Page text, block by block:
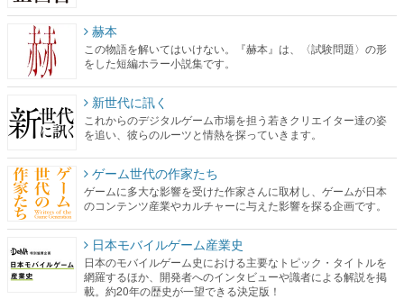
赫本
この物語を解いてはいけない。『赫本』は、〈試験問題〉の形
をした短編ホラー小説集です。
新世代に訊く
これからのデジタルゲーム市場を担う若きクリエイター達の姿
を追い、彼らのルーツと情熱を探っていきます。
ゲーム世代の作家たち
ゲームに多大な影響を受けた作家さんに取材し、ゲームが日本
のコンテンツ産業やカルチャーに与えた影響を探る企画です。
日本モバイルゲーム産業史
日本のモバイルゲーム史における主要なトピック・タイトルを
網羅するほか、開発者へのインタビューや識者による解説を掲
載。約20年の歴史が一望できる決定版！